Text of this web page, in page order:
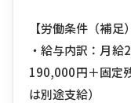
【労働条件（補足
・給与内訳：月
190,000円＋固定
は別途支給）